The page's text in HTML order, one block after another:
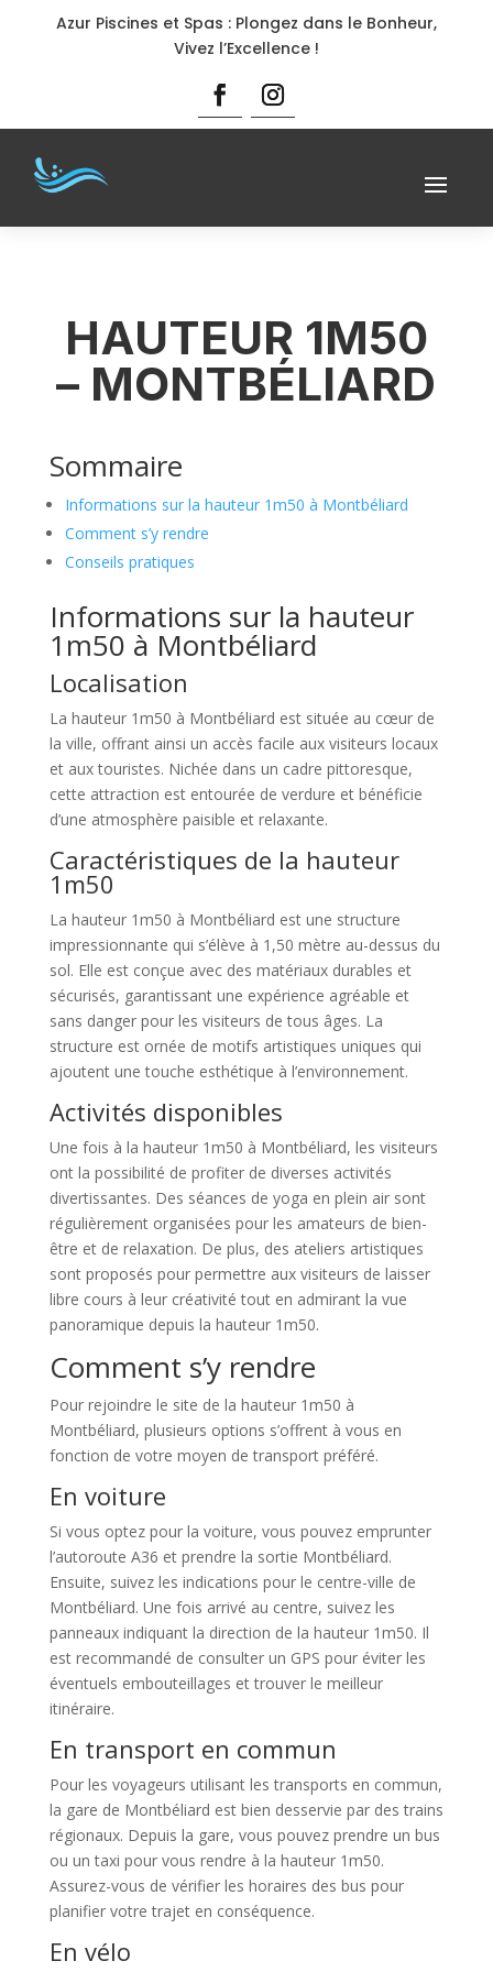
Azur Piscines et Spas : Plongez dans le Bonheur,
Vivez l’Excellence !
HAUTEUR 1M50
– MONTBÉLIARD
Sommaire
Informations sur la hauteur 1m50 à Montbéliard
Comment s’y rendre
Conseils pratiques
Informations sur la hauteur
1m50 à Montbéliard
Localisation
La hauteur 1m50 à Montbéliard est située au cœur de
la ville, offrant ainsi un accès facile aux visiteurs locaux
et aux touristes. Nichée dans un cadre pittoresque,
cette attraction est entourée de verdure et bénéficie
d’une atmosphère paisible et relaxante.
Caractéristiques de la hauteur
1m50
La hauteur 1m50 à Montbéliard est une structure
impressionnante qui s’élève à 1,50 mètre au-dessus du
sol. Elle est conçue avec des matériaux durables et
sécurisés, garantissant une expérience agréable et
sans danger pour les visiteurs de tous âges. La
structure est ornée de motifs artistiques uniques qui
ajoutent une touche esthétique à l’environnement.
Activités disponibles
Une fois à la hauteur 1m50 à Montbéliard, les visiteurs
ont la possibilité de profiter de diverses activités
divertissantes. Des séances de yoga en plein air sont
régulièrement organisées pour les amateurs de bien-
être et de relaxation. De plus, des ateliers artistiques
sont proposés pour permettre aux visiteurs de laisser
libre cours à leur créativité tout en admirant la vue
panoramique depuis la hauteur 1m50.
Comment s’y rendre
Pour rejoindre le site de la hauteur 1m50 à
Montbéliard, plusieurs options s’offrent à vous en
fonction de votre moyen de transport préféré.
En voiture
Si vous optez pour la voiture, vous pouvez emprunter
l’autoroute A36 et prendre la sortie Montbéliard.
Ensuite, suivez les indications pour le centre-ville de
Montbéliard. Une fois arrivé au centre, suivez les
panneaux indiquant la direction de la hauteur 1m50. Il
est recommandé de consulter un GPS pour éviter les
éventuels embouteillages et trouver le meilleur
itinéraire.
En transport en commun
Pour les voyageurs utilisant les transports en commun,
la gare de Montbéliard est bien desservie par des trains
régionaux. Depuis la gare, vous pouvez prendre un bus
ou un taxi pour vous rendre à la hauteur 1m50.
Assurez-vous de vérifier les horaires des bus pour
planifier votre trajet en conséquence.
En vélo